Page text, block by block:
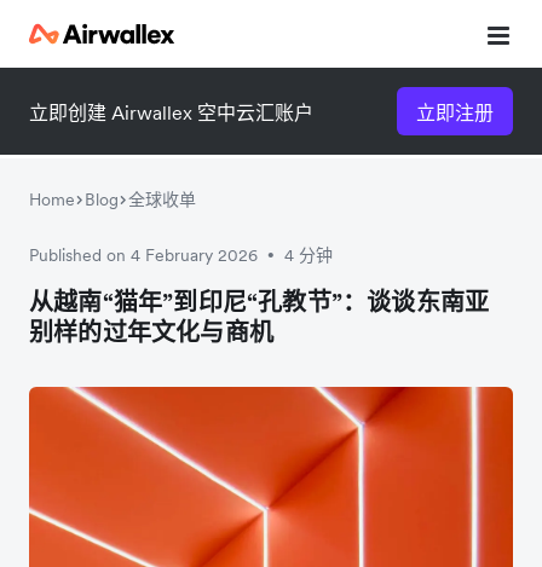
立即创建 Airwallex 空中云汇账户 立即注册
Home Blog 全球收单
Published on 4 February 2026 • 4 分钟
从越南“猫年”到印尼“孔教节”：谈谈东南亚
别样的过年文化与商机
微信扫一扫，点击手机右上角
分享
微信扫一扫，点击手机右上角
分享